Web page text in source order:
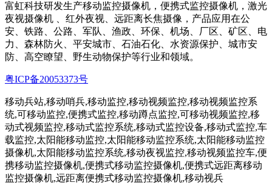
富虹科技研发生产移动监控摄像机，便携式监控摄像机，激光
夜视摄像机 、红外夜视、远距离长焦摄像，产品应用在公
安、铁路、公路、军队、渔政、环保、机场、厂区、矿区、电
力、森林防火、平安城市、石油石化、水资源保护、城市安
防、高空瞭望、野生动物保护等行业和领域。
粤ICP备20053373号
移动兵站,移动哨兵,移动监控,移动视频监控,移动视频监控系
统,可移动监控,便携式监控,移动蹲点监控,可移动视频监控,移
动式视频监控,移动式监控系统,移动式监控设备,移动式监控,车
载监控,太阳能移动监控,太阳能移动监控系统,太阳能移动监控
摄像机,太阳能移动监控系统,移动夜视监控,移动视频监控车,便
携移动监控摄像机,便携式移动监控摄像机,便携式远距离移动
监控摄像机,远距离便携式移动监控摄像机,移动视兵